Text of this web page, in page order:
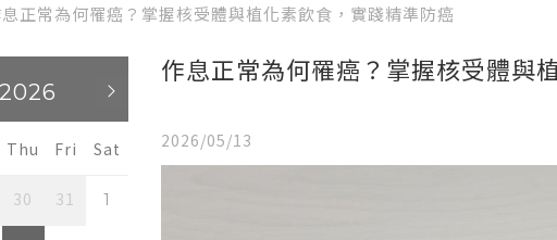
正常為何罹癌？掌握核受體與植化素飲食，實踐精準防癌
作息正常為何罹癌？掌握核受體與
2026/05/13
Thu Fri Sat
30 31 1
Sun Mon Tue